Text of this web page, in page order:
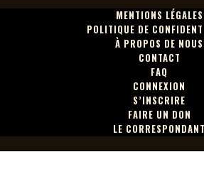
MENTIONS LÉGALES
POLITIQUE DE
À PROPOS DE NOUS
CONTACT
FAQ
CONNEXION
S’INSCRIRE
FAIRE UN DON
LE CORRESPONDANT